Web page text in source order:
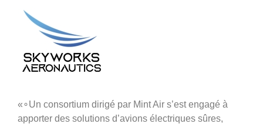
«∘Un consortium dirigé par Mint Air s’est engagé à
apporter des solutions d’avions électriques sûres,